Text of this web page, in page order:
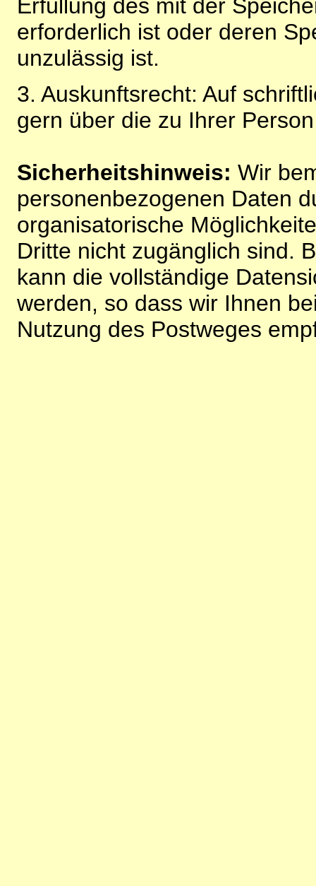
Erfüllung des mit der
erforderlich ist oder deren
unzulässig ist.
3. Auskunftsrecht: Auf
gern über die zu Ihrer
Sicherheitshinweis: Wir
personenbezogenen Daten
organisatorische
Dritte nicht zugänglich sind.
kann die vollständige
werden, so dass wir Ihnen
Nutzung des Postweges